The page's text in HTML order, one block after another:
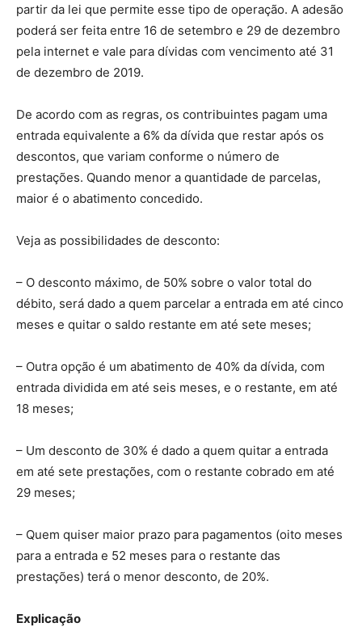
partir da lei que permite esse tipo de operação. A adesão
poderá ser feita entre 16 de setembro e 29 de dezembro
pela internet e vale para dívidas com vencimento até 31
de dezembro de 2019.
De acordo com as regras, os contribuintes pagam uma
entrada equivalente a 6% da dívida que restar após os
descontos, que variam conforme o número de
prestações. Quando menor a quantidade de parcelas,
maior é o abatimento concedido.
Veja as possibilidades de desconto:
– O desconto máximo, de 50% sobre o valor total do
débito, será dado a quem parcelar a entrada em até cinco
meses e quitar o saldo restante em até sete meses;
– Outra opção é um abatimento de 40% da dívida, com
entrada dividida em até seis meses, e o restante, em até
18 meses;
– Um desconto de 30% é dado a quem quitar a entrada
em até sete prestações, com o restante cobrado em até
29 meses;
– Quem quiser maior prazo para pagamentos (oito meses
para a entrada e 52 meses para o restante das
prestações) terá o menor desconto, de 20%.
Explicação